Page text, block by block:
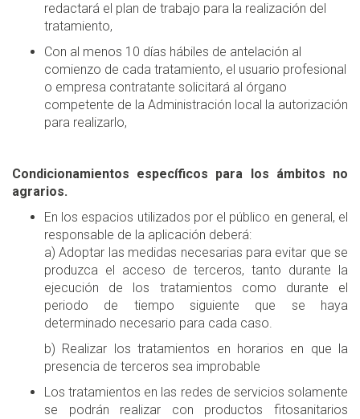
redactará el plan de trabajo para la realización del
tratamiento,
Con al menos 10 días hábiles de antelación al
comienzo de cada tratamiento, el usuario profesional
o empresa contratante solicitará al órgano
competente de la Administración local la autorización
para realizarlo,
Condicionamientos específicos para los ámbitos no
agrarios.
En los espacios utilizados por el público en general, el
responsable de la aplicación deberá:
a) Adoptar las medidas necesarias para evitar que se
produzca el acceso de terceros, tanto durante la
ejecución de los tratamientos como durante el
periodo de tiempo siguiente que se haya
determinado necesario para cada caso.
b) Realizar los tratamientos en horarios en que la
presencia de terceros sea improbable
Los tratamientos en las redes de servicios solamente
se podrán realizar con productos fitosanitarios